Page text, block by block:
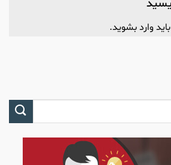
وارد بشوید.